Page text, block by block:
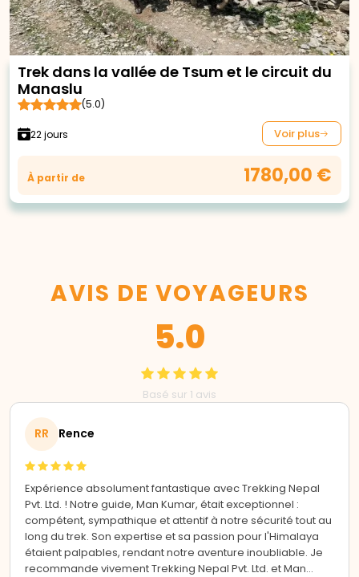
Trek dans la vallée de Tsum et le circuit du
Manaslu
(5.0)
22 jours Voir plus
À partir de 1780,00 €
AVIS DE VOYAGEURS
5.0
Basé sur 1 avis
RR Rence
Expérience absolument fantastique avec Trekking Nepal
Pvt. Ltd. ! Notre guide, Man Kumar, était exceptionnel :
compétent, sympathique et attentif à notre sécurité tout au
long du trek. Son expertise et sa passion pour l'Himalaya
étaient palpables, rendant notre aventure inoubliable. Je
recommande vivement Trekking Nepal Pvt. Ltd. et Man